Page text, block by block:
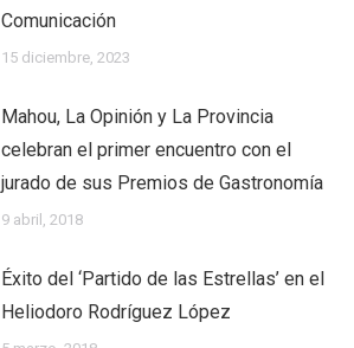
Comunicación
15 diciembre, 2023
Mahou, La Opinión y La Provincia
celebran el primer encuentro con el
jurado de sus Premios de Gastronomía
9 abril, 2018
Éxito del ‘Partido de las Estrellas’ en el
Heliodoro Rodríguez López